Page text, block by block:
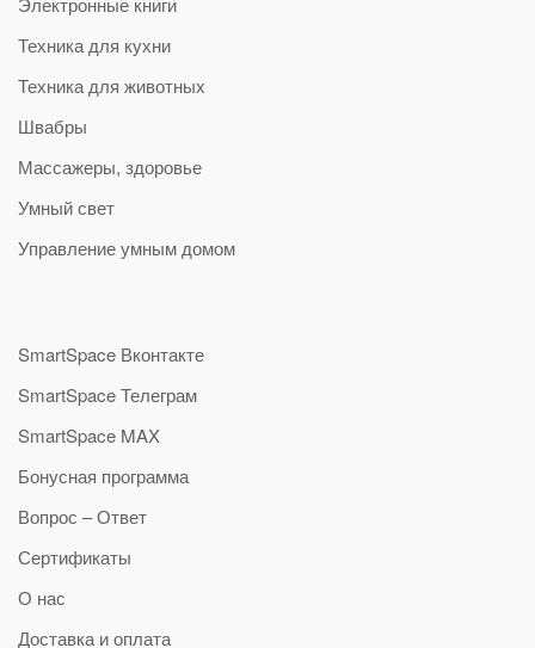
Техника для кухни
Техника для животных
Швабры
Массажеры, здоровье
Умный свет
Управление умным домом
SmartSpace Вконтакте
SmartSpace Телеграм
SmartSpace MAX
Бонусная программа
Вопрос – Ответ
Сертификаты
О нас
Доставка и оплата